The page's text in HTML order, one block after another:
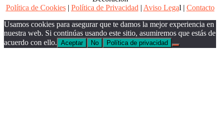
Política de Cookies| Política de Privacidad | Aviso Legal | Contacto
Usamos cookies para asegurar que te damos la mejor experiencia en
nuestra web. Si continúas usando este sitio, asumiremos que estás de
acuerdo con ello. Aceptar No Política de privacidad